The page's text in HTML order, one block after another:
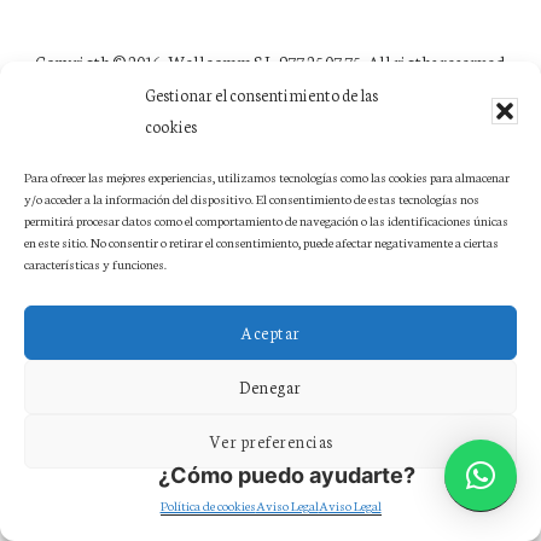
Gestionar el consentimiento de las
cookies
Para ofrecer las mejores experiencias, utilizamos tecnologías como las cookies para almacenar
y/o acceder a la información del dispositivo. El consentimiento de estas tecnologías nos
permitirá procesar datos como el comportamiento de navegación o las identificaciones únicas
en este sitio. No consentir o retirar el consentimiento, puede afectar negativamente a ciertas
características y funciones.
Aceptar
Denegar
Ver preferencias
Política de cookiesAviso LegalAviso Legal
Copyrigth © 2016 · Wellcomm S.L. 977 25 07 75 · All rigths reserved
¿Cómo puedo ayudarte?